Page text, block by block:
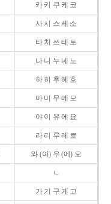
카 키 쿠 케 코
사 시 스 세 소
타 치 쓰 테 토
나 니 누 네 노
하 히 후 헤 호
마 미 무 메 모
야 이 유 에 요
라 리 루 레 로
와 (이) 우 (에) 오
ㄴ
가 기 구 게 고